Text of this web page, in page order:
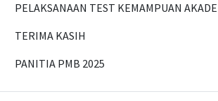
PELAKSANAAN TEST KEMAMPUAN
TERIMA KASIH
PANITIA PMB 2025